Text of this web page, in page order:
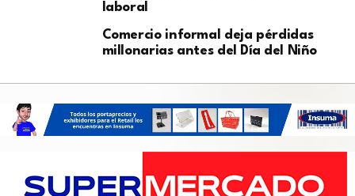
laboral
Comercio informal deja pérdidas
millonarias antes del Día del Niño